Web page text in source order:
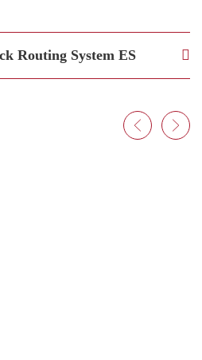
Routing System ES